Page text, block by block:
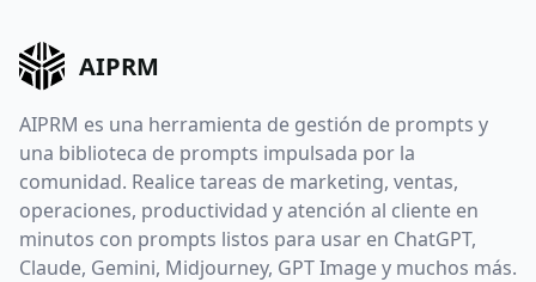
AIPRM
AIPRM es una herramienta de gestión de prompts y
una biblioteca de prompts impulsada por la
comunidad. Realice tareas de marketing, ventas,
operaciones, productividad y atención al cliente en
minutos con prompts listos para usar en ChatGPT,
Claude, Gemini, Midjourney, GPT Image y muchos más.